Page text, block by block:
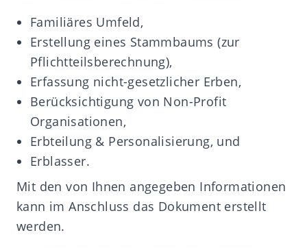
Familiäres Umfeld,
Erstellung eines Stammbaums (zur
Pflichtteilsberechnung),
Erfassung nicht-gesetzlicher Erben,
Berücksichtigung von Non-Profit
Organisationen,
Erbteilung & Personalisierung, und
Erblasser.
Mit den von Ihnen angegeben Informationen
kann im Anschluss das Dokument erstellt
werden.